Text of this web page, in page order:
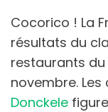
Cocorico ! La
résultats du
restaurants
novembre. Les
Donckele